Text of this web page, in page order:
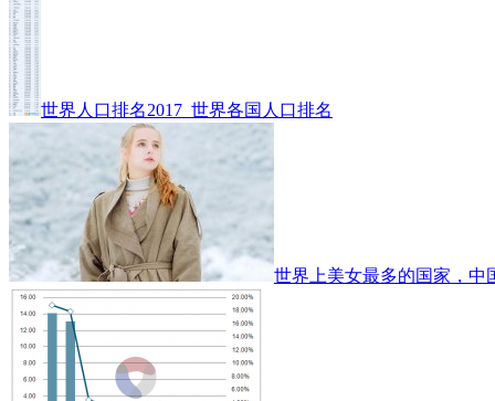
世界人口排名2017_世界各国人口排名
世界上美女最多的国家，中